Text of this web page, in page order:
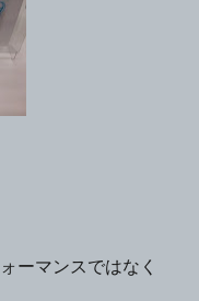
ーマンスではなく